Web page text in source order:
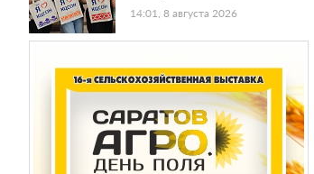
14:01, 8 августа 2026